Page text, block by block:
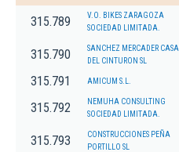
315.789
V.O. BIKES ZARAGOZA
SOCIEDAD LIMITADA.
315.790
SANCHEZ MERCADER CASA
DEL CINTURON SL
315.791 AMICUM S.L.
315.792
NEMUHA CONSULTING
SOCIEDAD LIMITADA.
315.793
CONSTRUCCIONES PEÑA
PORTILLO SL